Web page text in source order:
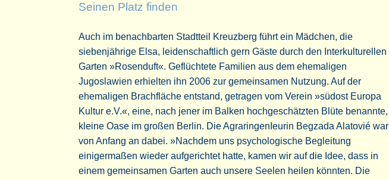
Seinen Platz finden
Auch im benachbarten Stadtteil Kreuzberg führt ein Mädchen, die
siebenjährige Elsa, leidenschaftlich gern Gäste durch den Interkulturellen
Garten »Rosenduft«. Geflüchtete Familien aus dem ehemaligen
Jugoslawien erhielten ihn 2006 zur gemeinsamen Nutzung. Auf der
ehemaligen Brachfläche entstand, getragen vom Verein »südost Europa
Kultur e.V.«, eine, nach jener im Balken hochgeschätzten Blüte benannte,
kleine Oase im großen Berlin. Die AgraringenIeurin Begzada Alatovié war
von Anfang an dabei. »Nachdem uns psychologische Begleitung
einigermaßen wieder aufgerichtet hatte, kamen wir auf die Idee, dass in
einem gemeinsamen Garten auch unsere Seelen heilen könnten. Die